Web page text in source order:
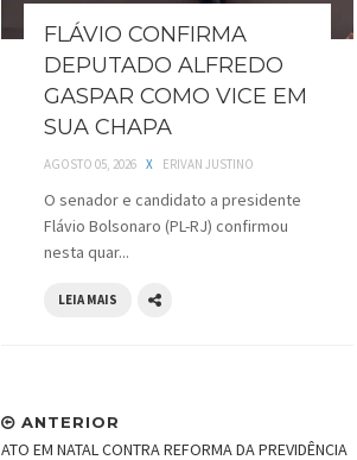
FLÁVIO CONFIRMA
DEPUTADO ALFREDO
GASPAR COMO VICE EM
SUA CHAPA
AGOSTO 05, 2026 X ERIVAN JUSTINO
O senador e candidato a presidente
Flávio Bolsonaro (PL-RJ) confirmou
nesta quar...
LEIA MAIS
ANTERIOR
ATO EM NATAL CONTRA REFORMA DA PREVIDÊNCIA